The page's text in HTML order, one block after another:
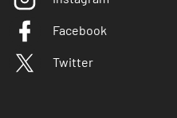
Facebook
Twitter